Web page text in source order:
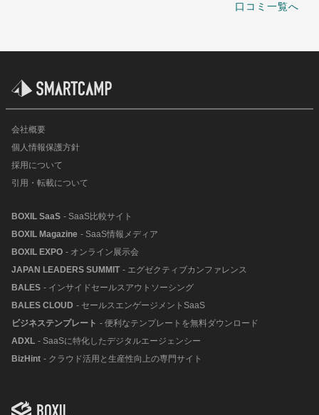
口コミ一覧へ
会社概要
個人情報保護方針
採用について
引用・転載について
BOXIL SaaS - SaaS比較サイト
BOXIL Magazine - SaaS情報メディア
BOXIL EXPO - オンライン展示会
JAPAN LEADERS SUMMIT - エグゼクティブカンファレンス
BALES - インサイドセールスアウトソーシング
BALES CLOUD - セールスエンゲージメントSaaS
ビジネステンプレート - 便利なテンプレートを無料ダウンロード
ADXL - SaaSに特化したデジタルエージェンシー
BizHint - クラウド活用と生産性向上の専門サイト